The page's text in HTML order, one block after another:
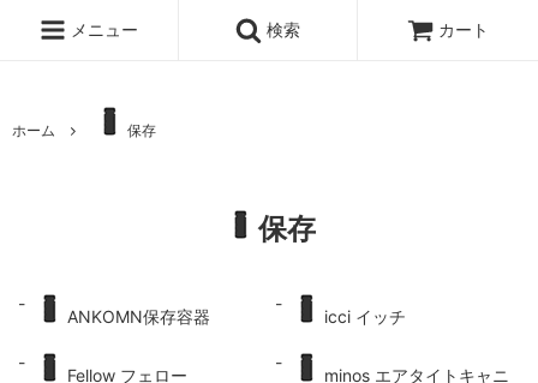
メニュー 検索 カート
ホーム 保存
保存
ANKOMN保存容器 icci イッチ
Fellow フェロー
minos エアタイトキャニ